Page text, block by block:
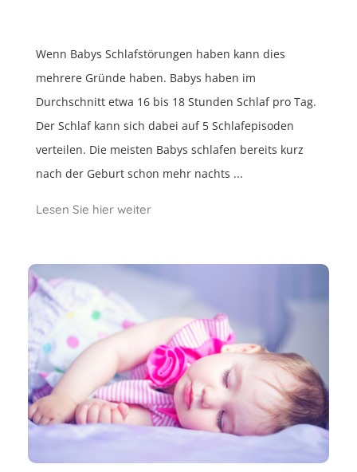
Wenn Babys Schlafstörungen haben kann dies
mehrere Gründe haben. Babys haben im
Durchschnitt etwa 16 bis 18 Stunden Schlaf pro Tag.
Der Schlaf kann sich dabei auf 5 Schlafepisoden
verteilen. Die meisten Babys schlafen bereits kurz
nach der Geburt schon mehr nachts ...
Lesen Sie hier weiter